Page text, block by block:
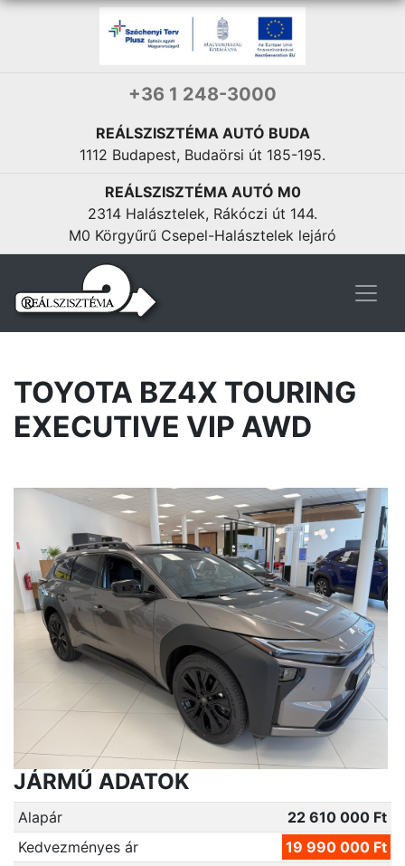
+36 1 248-3000
REÁLSZISZTÉMA AUTÓ BUDA
1112 Budapest, Budaörsi út 185-195.
REÁLSZISZTÉMA AUTÓ M0
2314 Halásztelek, Rákóczi út 144.
M0 Körgyűrű Csepel-Halásztelek lejáró
TOYOTA BZ4X TOURING
EXECUTIVE VIP AWD
JÁRMŰ ADATOK
Alapár
22 610 000 Ft
Kedvezményes ár
19 990 000 Ft